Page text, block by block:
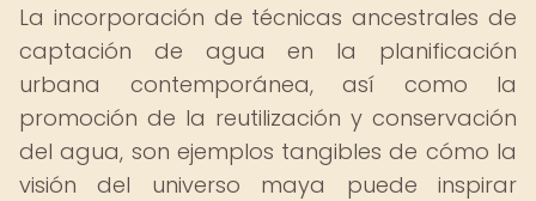
La incorporación de técnicas ancestrales de
captación de agua en la planificación
urbana contemporánea, así como la
promoción de la reutilización y conservación
del agua, son ejemplos tangibles de cómo la
visión del universo maya puede inspirar